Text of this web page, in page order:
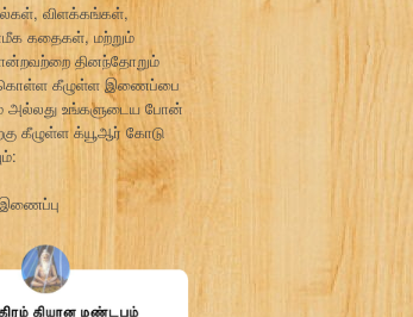
விளக்கங்கள்,
கதைகள், மற்றும்
தினந்தோறும்
கொள்ள கீழுள்ள இணைப்பை
அல்லது உங்களுடைய போன்
கீழுள்ள க்யூஆர் கோடு